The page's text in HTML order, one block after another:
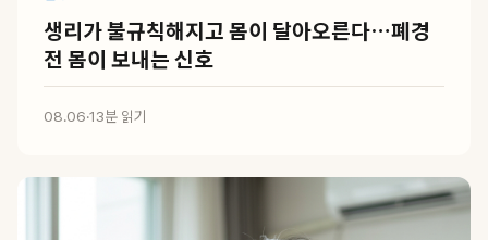
생리가 불규칙해지고 몸이 달아오른다…폐경
전 몸이 보내는 신호
08.06·13분 읽기